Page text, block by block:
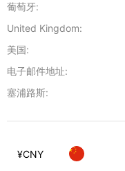
葡萄牙:
United Kingdom:
美国:
电子邮件地址:
塞浦路斯:
¥CNY